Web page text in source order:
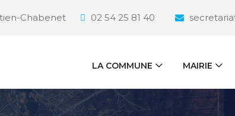
Chabenet 02 54 25 81 40
LA COMMUNE MAIRIE